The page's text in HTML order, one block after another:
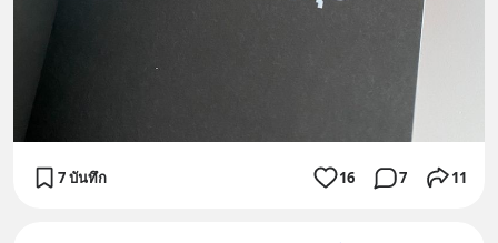
7 บันทึก 16 7 11